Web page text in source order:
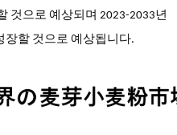
것으로 예상되며 2023-2033년
장할 것으로 예상됩니다.